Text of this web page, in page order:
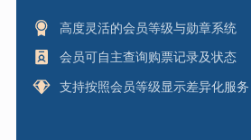
高度灵活的会员等级与勋章系统
会员可自主查询购票记录及状态
支持按照会员等级显示差异化服务